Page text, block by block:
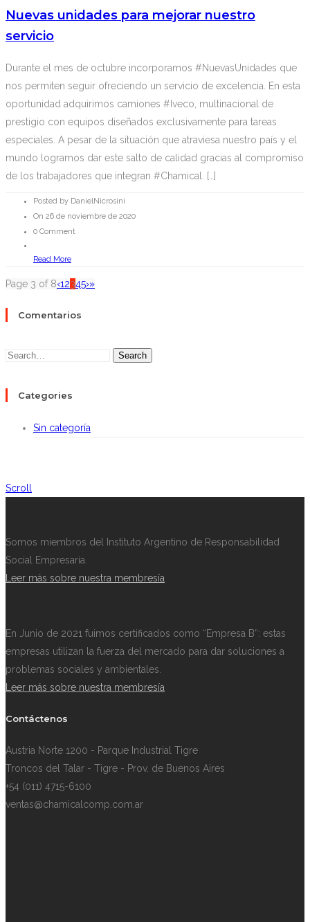
Nuevas unidades para mejorar nuestro
servicio
Durante el mes de octubre incorporamos #NuevasUnidades que
nos permiten seguir ofreciendo un servicio de excelencia. En esta
oportunidad adquirimos camiones #Iveco, multinacional de
prestigio con equipos diseñados exclusivamente para tareas
especiales. A pesar de la situación que atraviesa nuestro país y el
mundo logramos dar este salto de calidad gracias al compromiso
de los trabajadores que integran #Chamical. […]
Posted by DanielNicrosini
On 26 de noviembre de 2020
0 Comment
Read More
Page 3 of 8‹12345›»
Comentarios
Search
Categories
Sin categoría
Scroll
Somos miembros del Instituto Argentino de Responsabilidad
Social Empresaria.
Leer más sobre nuestra membresía
En Junio de 2021 fuimos certificados como “Empresa B“: estas
empresas utilizan la fuerza del mercado para dar soluciones a
problemas sociales y ambientales.
Leer más sobre nuestra membresía
Contáctenos
Austria Norte 1200 - Parque Industrial Tigre
Troncos del Talar - Tigre - Prov. de Buenos Aires
+54 (011) 4715-6100
ventas@chamicalcomp.com.ar